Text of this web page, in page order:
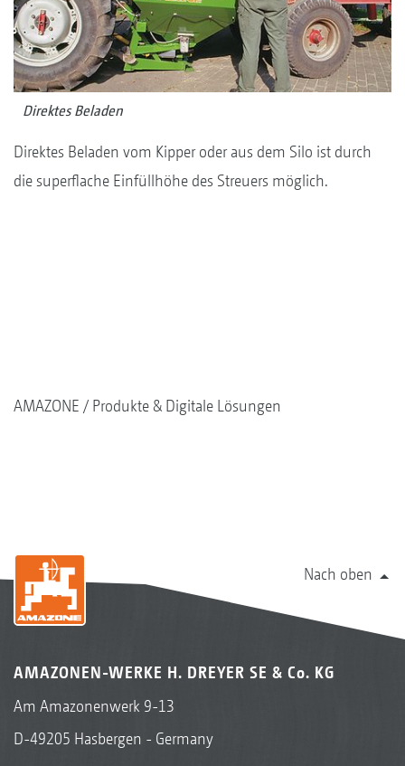
Direktes Beladen
Direktes Beladen vom Kipper oder aus dem Silo ist durch
die superflache Einfüllhöhe des Streuers möglich.
AMAZONE Produkte & Digitale Lösungen
Nach oben
AMAZONEN-WERKE H. DREYER SE & Co. KG
Am Amazonenwerk 9-13
D-49205 Hasbergen - Germany